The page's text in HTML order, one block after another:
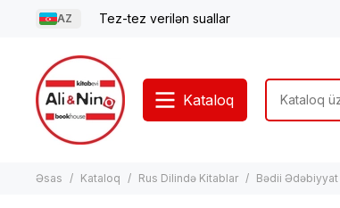
AZ Tez-tez verilən suallar
Kataloq
Əsas Kataloq Rus Dilində Kitablar Bədii Ədəbiyyat